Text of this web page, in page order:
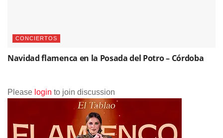
CONCIERTOS
Navidad flamenca en la Posada del Potro – Córdoba
Please login to join discussion